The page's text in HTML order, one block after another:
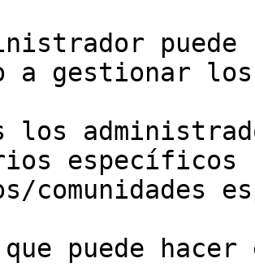
a gestionar
los
específicos
comunidades
que puede